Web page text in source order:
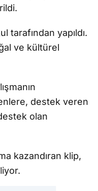
tarafından yapıldı.
ve kültürel
destek veren
olan
kazandıran klip,